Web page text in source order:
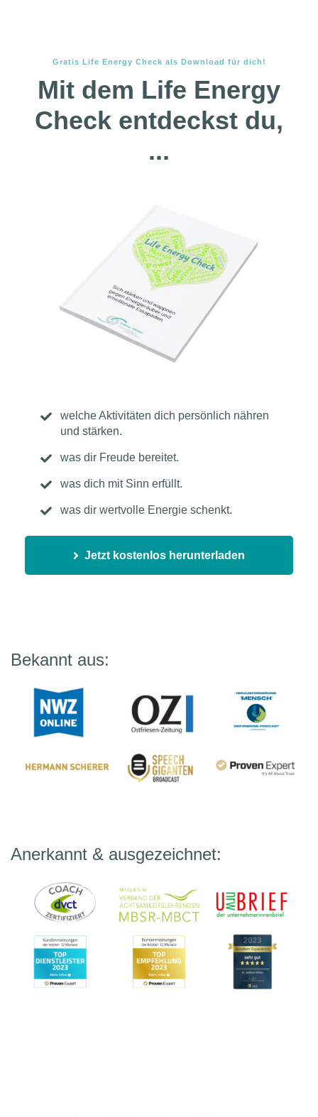
Gratis Life Energy Check als Download für dich!
Mit dem Life Energy
Check entdeckst du,
...
welche Aktivitäten dich persönlich nähren
und stärken.
was dir Freude bereitet.
was dich mit Sinn erfüllt.
was dir wertvolle Energie schenkt.
Jetzt kostenlos herunterladen
Bekannt aus:
Anerkannt & ausgezeichnet: